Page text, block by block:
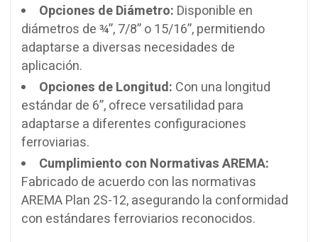
Opciones de Diámetro: Disponible en
diámetros de ¾”, 7/8” o 15/16”, permitiendo
adaptarse a diversas necesidades de
aplicación.
Opciones de Longitud: Con una longitud
estándar de 6”, ofrece versatilidad para
adaptarse a diferentes configuraciones
ferroviarias.
Cumplimiento con Normativas AREMA:
Fabricado de acuerdo con las normativas
AREMA Plan 2S-12, asegurando la conformidad
con estándares ferroviarios reconocidos.